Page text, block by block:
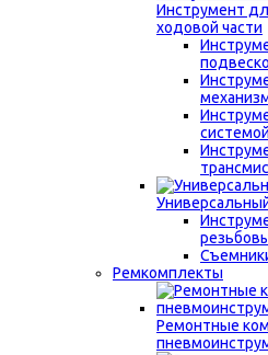
Инструмент
ходовой части
системой
Ремкомплекты
Ремонтные